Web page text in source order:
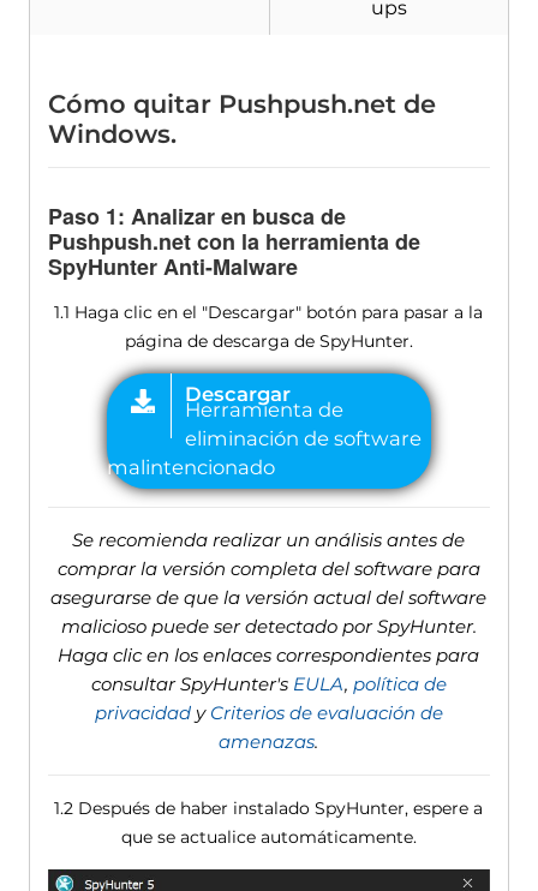
ups
Cómo quitar Pushpush.net de
Windows.
Paso 1: Analizar en busca de
Pushpush.net con la herramienta de
SpyHunter Anti-Malware
1.1 Haga clic en el "Descargar" botón para pasar a la
página de descarga de SpyHunter.
Se recomienda realizar un análisis antes de
comprar la versión completa del software para
asegurarse de que la versión actual del software
malicioso puede ser detectado por SpyHunter.
Haga clic en los enlaces correspondientes para
consultar SpyHunter's EULA, política de
privacidady Criterios de evaluación de
amenazas.
1.2 Después de haber instalado SpyHunter, espere a
que se actualice automáticamente.